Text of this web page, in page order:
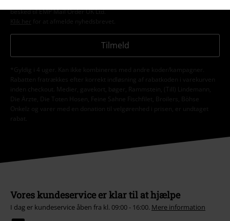
besked til EMP Mail Order UK Ltd.
Klik her
for at afmelde nyhedsbrevet.
Tilmeld
*Gyldig i 4 uger. Kan ikke kombineres med andre koder/kampagner.
Rabatten fratrækkes efter korrekt indløsning af rabatkoden i varekurven
inden checkout. Medier, gavekort, bøger, Rammstein, (Till) Lindemann,
Die Ärzte, Die Toten Hosen, Feine Sahne Fischfilet, Broilers, Böhse
Onkelz og varer med en donation til velgørenhed i prisen, er undtaget
rabat.
Vores kundeservice er klar til at hjælpe
I dag er kundeservice åben fra kl. 09:00 - 16:00. Mere information